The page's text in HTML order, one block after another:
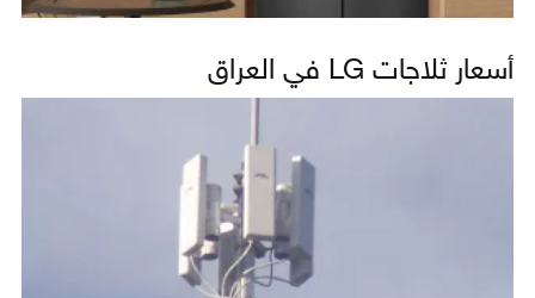
أسعار ثلاجات LG في العراق